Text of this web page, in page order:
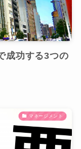
成功する3つの
マネージメント